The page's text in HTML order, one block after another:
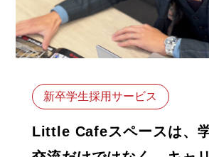
新卒学生採用サービス
Little Cafeスペースは、